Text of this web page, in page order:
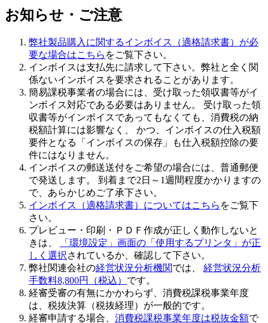
お知らせ・ご注意
弊社製品購入に関するインボイス（適格請求書）が必
要な場合はこちら をご覧下さい。
インボイスは支払先に請求して下さい。弊社と全く関
係ないインボイスを要求されることがあります。
簡易課税事業者の場合には、受け取った領収書等がイ
ンボイス対応である必要はありません。 受け取った領
収書等がインボイスであってもなくても、消費税の納
税額計算には影響なく、 かつ、インボイスの仕入税額
要件となる「インボイスの保存」も仕入税額控除の要
件にはなりません。
インボイスの郵送送付をご希望の場合には、普通郵便
で発送します。 到着まで2日～1週間程度かかりますの
で、あらかじめご了承下さい。
インボイス（適格請求書）についてはこちら をご覧下
さい。
プレビュー・印刷・ＰＤＦ作成が正しく動作しないと
きは、
「環境設定」画面の「使用するプリンタ」が正
しく選択されているか、確認して下さい。
弊社関連会社の経営状況分析機関では、 経営状況分析
手数料8,800円（税込） です。
経審受審の有無にかかわらず、 消費税課税事業年度
は、税抜決算（税抜経理）が一般的です。
経審申請する場合、 消費税課税事業年度は税抜金額で